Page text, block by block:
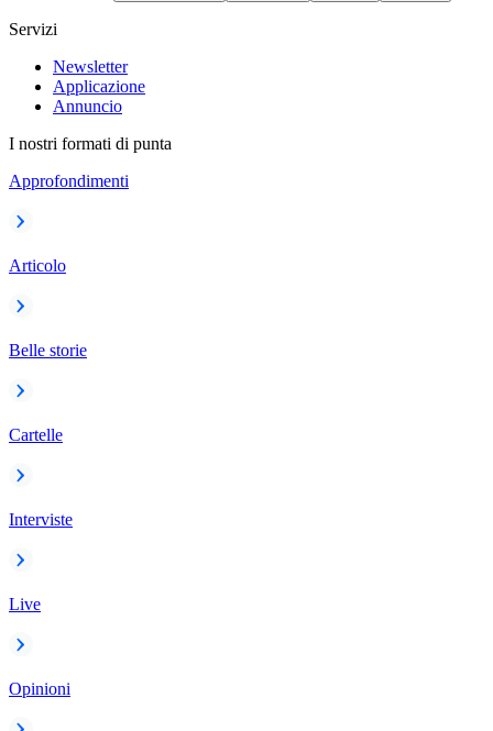
Servizi
Newsletter
Applicazione
Annuncio
I nostri formati di punta
Approfondimenti
Articolo
Belle storie
Cartelle
Interviste
Live
Opinioni